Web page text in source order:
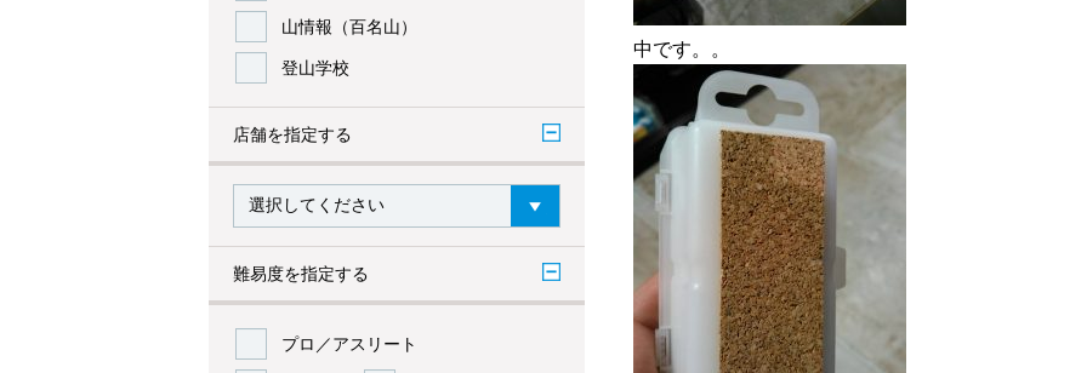
山情報（百名山）
登山学校
店舗を指定する
難易度を指定する
プロ／アスリート
中です。。